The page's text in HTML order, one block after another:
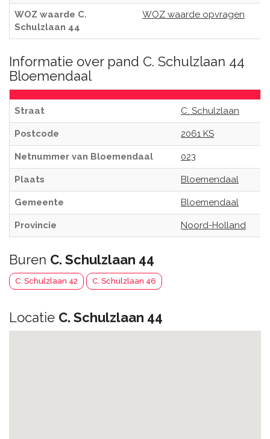
WOZ waarde C.
Schulzlaan 44
WOZ waarde opvragen
Informatie over pand C. Schulzlaan 44
Bloemendaal
Straat C. Schulzlaan
Postcode 2061 KS
Netnummer van Bloemendaal 023
Plaats Bloemendaal
Gemeente Bloemendaal
Provincie Noord-Holland
Buren C. Schulzlaan 44
C. Schulzlaan 42 C. Schulzlaan 46
Locatie C. Schulzlaan 44